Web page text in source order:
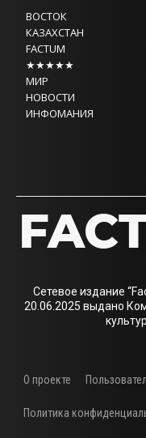
ВОСТОК
КАЗАХСТАН
FACTUM
★★★★★
МИР
НОВОСТИ
ИНФОМАНИЯ
Сетевое издание
20.06.2025 выдано
О проекте
Политика